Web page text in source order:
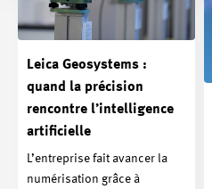
Leica Geosystems :
quand la précision
rencontre l’intelligence
artificielle
L’entreprise fait avancer la
numérisation grâce à